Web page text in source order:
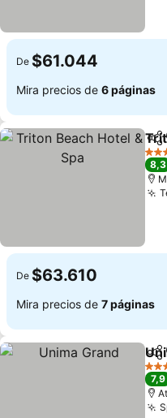
De $61.044
Mira precios de 6 páginas
3
8,3
De $63.610
Mira precios de 7 páginas
4
7,9